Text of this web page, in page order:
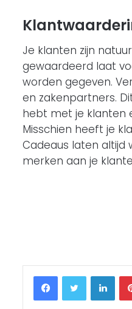
Je klanten zijn
gewaardeerd laat
worden gegeven.
en zakenpartners.
hebt met je klanten
Misschien heeft je
Cadeaus laten altijd
merken aan je
FacebookTwitter